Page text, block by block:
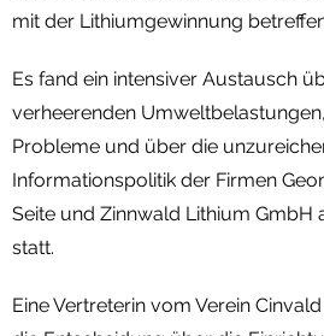
mit der Lithiumgewinnung
Es fand ein intensiver Austausch
verheerenden
Probleme und über die
Informationspolitik der Firmen
Seite und Zinnwald Lithium GmbH
statt.
Eine Vertreterin vom Verein